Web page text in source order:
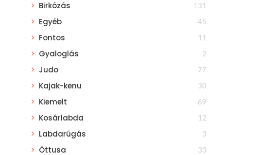
Birkózás 131
Egyéb 45
Fontos 11
Gyaloglás 2
Judo 77
Kajak-kenu 30
Kiemelt 69
Kosárlabda 12
Labdarúgás 3
Öttusa 33